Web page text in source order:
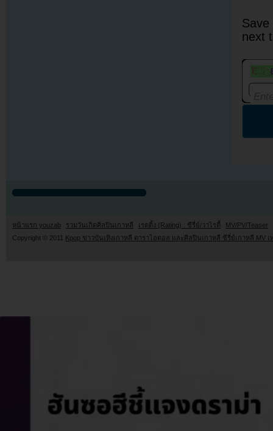
next
หน้าแรก youzab รวมวันเกิดศิลปินเกาหลี เรตติ้ง (Rating) : ซีรี่ย์/วาไรตี้
MV/PV/Teaser
Copyright © 2011
Kpop ข่าวบันเทิงเกาหลี ดาราไอดอล และศิลปินเกาหลี ซีรี่ย์เกาหลี MV